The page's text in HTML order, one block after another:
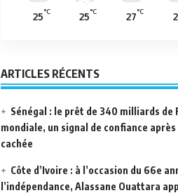
25°C 25°C 27°C
ARTICLES RÉCENTS
Sénégal : le prêt de 340 milliards de
mondiale, un signal de confiance
cachée
Côte d’Ivoire : à l’occasion du 66e
l’indépendance, Alassane Ouattara